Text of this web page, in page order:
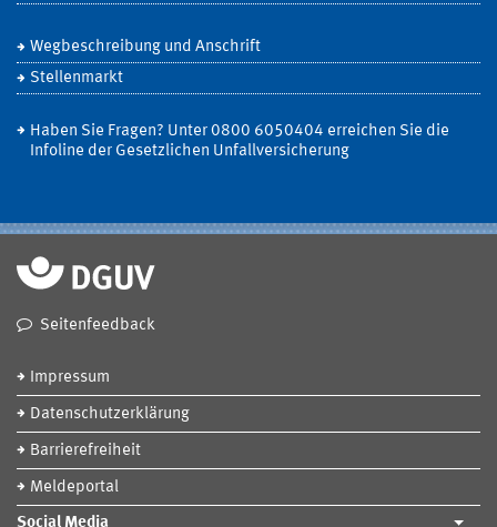
Wegbeschreibung und Anschrift
Stellenmarkt
Haben Sie Fragen? Unter 0800 6050404 erreichen Sie die
Infoline der Gesetzlichen Unfallversicherung
Seitenfeedback
Impressum
Datenschutzerklärung
Barrierefreiheit
Meldeportal
Social Media